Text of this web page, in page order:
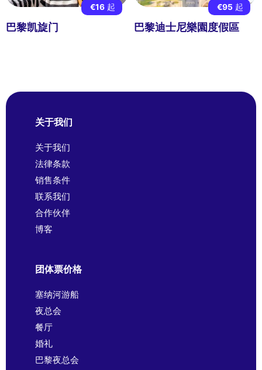
€16 起
巴黎凯旋门
€95起
巴黎迪士尼樂園度假區
关于我们
关于我们
法律条款
销售条件
联系我们
合作伙伴
博客
团体票价格
塞纳河游船
夜总会
餐厅
婚礼
巴黎夜总会